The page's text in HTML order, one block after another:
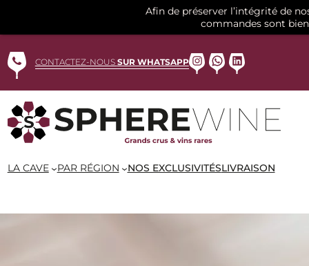
au
contenuCONTACTEZ-NOUS SUR WHATSAPPInstagram
WhatsApp
LinkedIn
LA CAVE PAR RÉGION NOS EXCLUSIVITÉSLIVRAISON
Afin de préserver l’intégrité de
commandes sont